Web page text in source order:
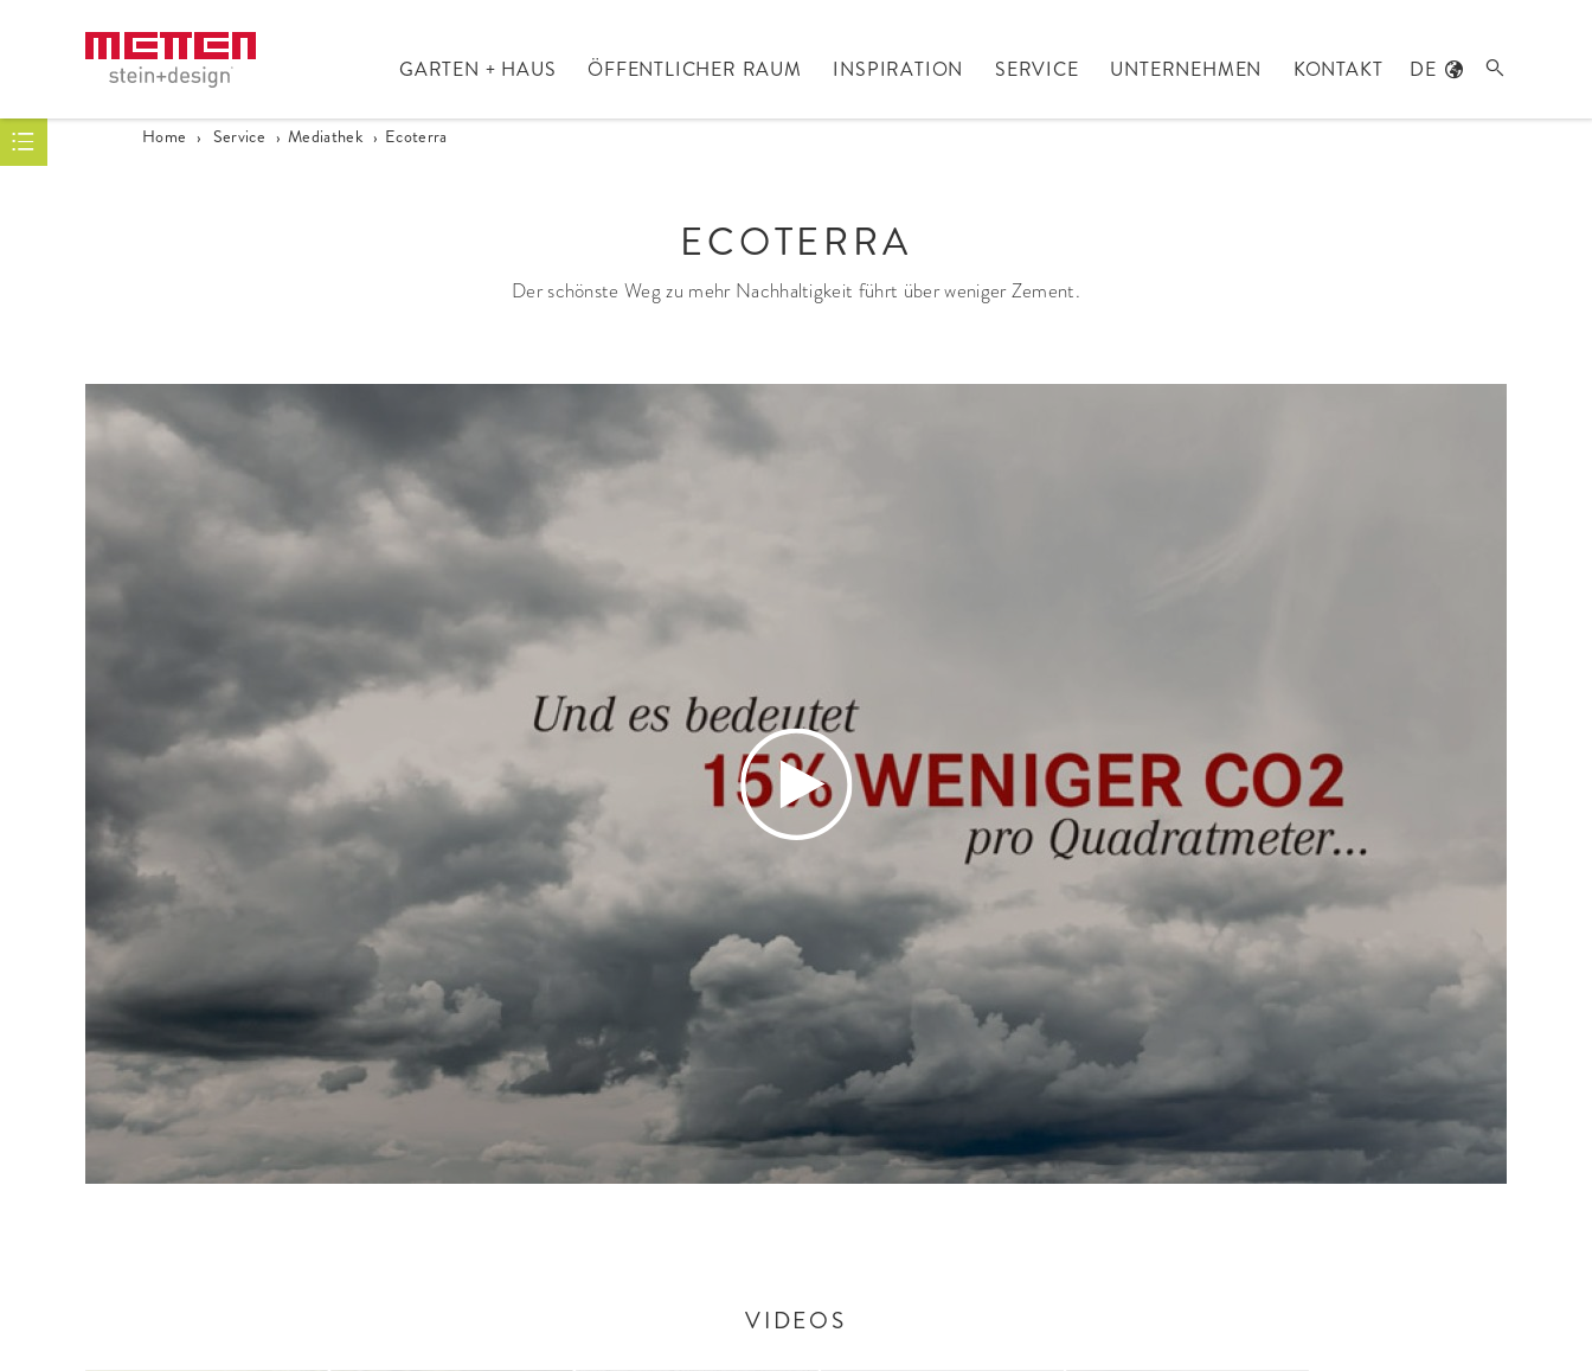
GARTEN + HAUS ÖFFENTLICHER RAUM INSPIRATION SERVICE UNTERNEHMEN KONTAKT DE 
Home › Service › Mediathek › Ecoterra
ECOTERRA
Der schönste Weg zu mehr Nachhaltigkeit führt über weniger Zement.
VIDEOS